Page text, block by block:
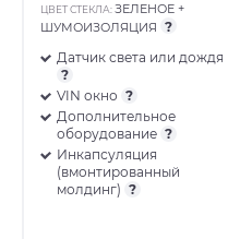
ЦВЕТ СТЕКЛА:ЗЕЛЕНОЕ +
ШУМОИЗОЛЯЦИЯ ?
Датчик света или дождя
?
VIN окно ?
Дополнительное
оборудование ?
Инкапсуляция
(вмонтированный
молдинг) ?